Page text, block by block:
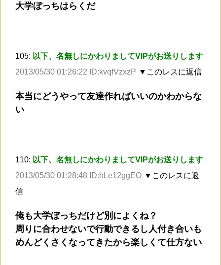
大学ぼっちはらくだ
105: 以下、名無しにかわりましてVIPがお送りします
2013/05/30 01:26:22 ID:kvqfVzxzP ▼このレスに返信
本当にどうやって友達作ればいいのかわからな
い
110: 以下、名無しにかわりましてVIPがお送りします
2013/05/30 01:28:48 ID:hLe12ggEO ▼このレスに返
信
俺も大学ぼっちだけど別によくね？
周りに合わせないで行動できるし人付き合いも
めんどくさくなってきたから楽しくて仕方ない